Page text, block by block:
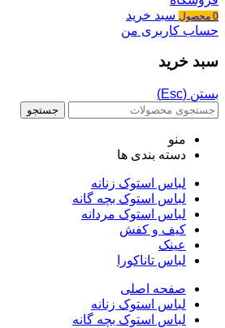
0 محصول سبد خرید
حساب کاربری من
سبد خرید
بستن (Esc)
جستجو
منو
دسته بندی ها
لباس استوک زنانه
لباس استوک بچه گانه
لباس استوک مردانه
کیف و کفش
عینک
لباس تاناکورا
صفحه اصلی
لباس استوک زنانه
لباس استوک بچه گانه